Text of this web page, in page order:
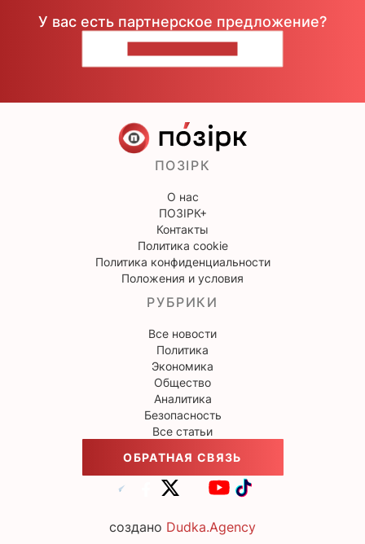
У вас есть партнерское предложение?
ПОЗІРК
О нас
ПОЗІРК+
Контакты
Политика cookie
Политика конфиденциальности
Положения и условия
РУБРИКИ
Все новости
Политика
Экономика
Общество
Аналитика
Безопасность
Все статьи
ОБРАТНАЯ СВЯЗЬ
создано Dudka.Agency